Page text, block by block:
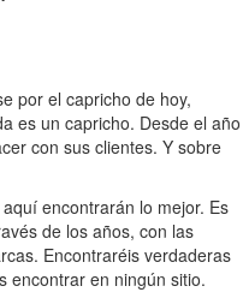
por el capricho de hoy,
es un capricho. Desde el año
con sus clientes. Y sobre
encontrarán lo mejor. Es
de los años, con las
Encontraréis verdaderas
encontrar en ningún sitio.